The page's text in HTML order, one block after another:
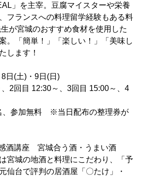
」を主宰。豆腐マイスターや栄養
フランスへの料理留学経験もある料
が宮城のおすすめ食材を使用した
。「簡単！」「楽しい！」「美味し
します！
日(土)・9日(日)
目 12:30～、3回目 15:00～、4
加無料 ※当日配布の整理券が
酒講座 宮城合う酒・うまい酒
宮城の地酒と料理にこだわり、「予
仙台で評判の居酒屋「〇たけ」・